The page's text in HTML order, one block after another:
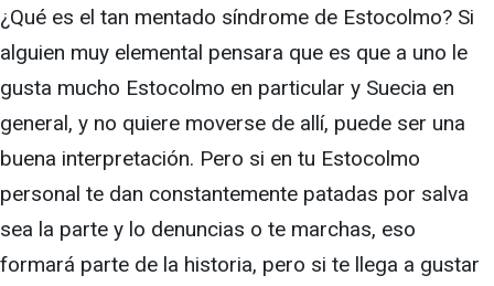
¿Qué es el tan mentado síndrome de Estocolmo? Si
alguien muy elemental pensara que es que a uno le
gusta mucho Estocolmo en particular y Suecia en
general, y no quiere moverse de allí, puede ser una
buena interpretación. Pero si en tu Estocolmo
personal te dan constantemente patadas por salva
sea la parte y lo denuncias o te marchas, eso
formará parte de la historia, pero si te llega a gustar